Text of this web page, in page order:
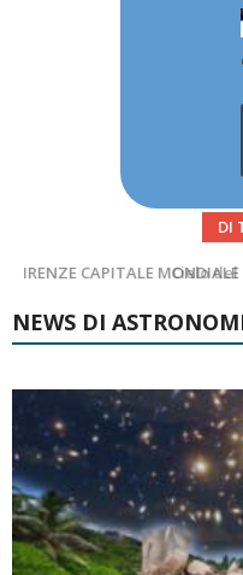
DI
Cielo del
NEWS DI